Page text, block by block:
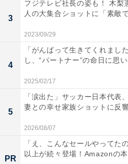
3
フジテレビ社長の姿も！ 木梨
人の大集合ショットに「素敵
2023/09/29
4
「がんばって生きてくれまし
し、“パートナー”の命日に思
2025/02/17
5
「涙出た」サッカー日本代表
妻との幸せ家族ショットに反
2026/08/07
PR
「え、こんなセールやってた
以上が続々登場！Amazonの